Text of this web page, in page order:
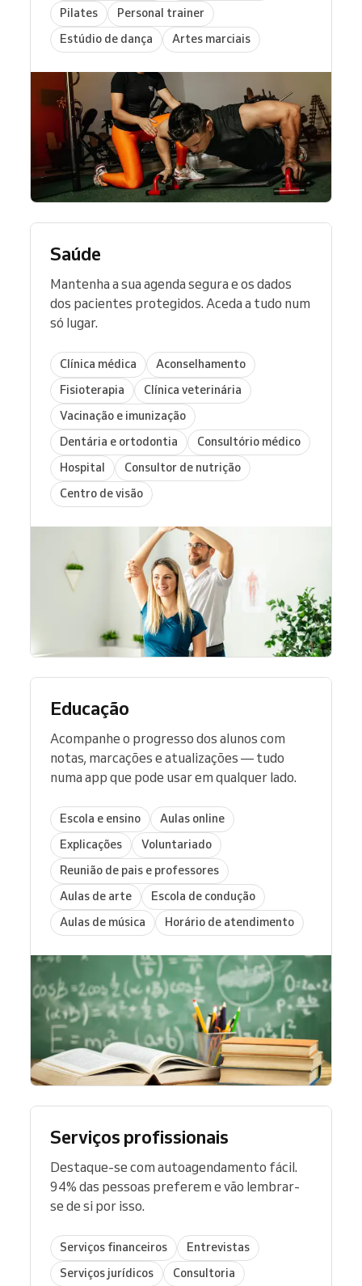
Pilates
Personal trainer
Estúdio de dança
Artes marciais
Saúde
Mantenha a sua agenda segura e os dados
dos pacientes protegidos. Aceda a tudo num
só lugar.
Clínica médica
Aconselhamento
Fisioterapia
Clínica veterinária
Vacinação e imunização
Dentária e ortodontia
Consultório médico
Hospital
Consultor de nutrição
Centro de visão
Educação
Acompanhe o progresso dos alunos com
notas, marcações e atualizações — tudo
numa app que pode usar em qualquer lado.
Escola e ensino
Aulas online
Explicações
Voluntariado
Reunião de pais e professores
Aulas de arte
Escola de condução
Aulas de música
Horário de atendimento
Serviços profissionais
Destaque-se com autoagendamento fácil.
94% das pessoas preferem e vão lembrar-
se de si por isso.
Serviços financeiros
Entrevistas
Serviços jurídicos
Consultoria